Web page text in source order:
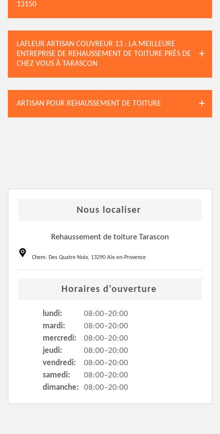
13150
LAFLEUR ARTISAN COUVREUR 13 : LA MEILLEURE
ENTREPRISE DE REHAUSSEMENT DE TOITURE PRÈS DE
CHEZ VOUS À TARASCON
ARTISAN POUR REHAUSSEMENT DE TOITURE
Nous localiser
Rehaussement de toiture Tarascon
Chem. Des Quatre Noix, 13290 Aix-en-Provence
Horaires d'ouverture
lundi:
08:00–20:00
mardi:
08:00–20:00
mercredi:
08:00–20:00
jeudi:
08:00–20:00
vendredi:
08:00–20:00
samedi:
08:00–20:00
dimanche:
08:00–20:00